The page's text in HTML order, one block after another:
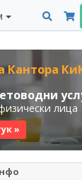
Кантора
лица
»